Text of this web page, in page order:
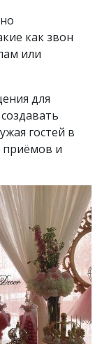
как звон
или
для
гостей в
приёмов и